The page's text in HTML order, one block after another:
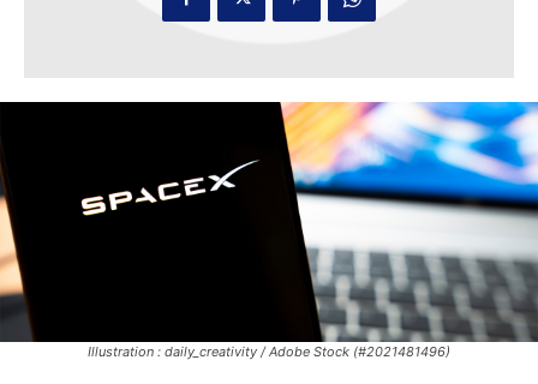
Illustration : daily_creativity / Adobe Stock (#2021481496)